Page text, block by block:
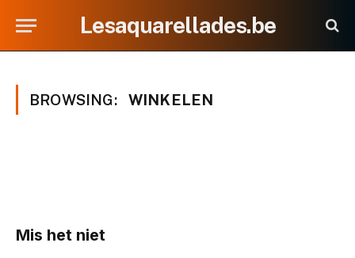
Lesaquarellades.be
BROWSING: WINKELEN
Mis het niet